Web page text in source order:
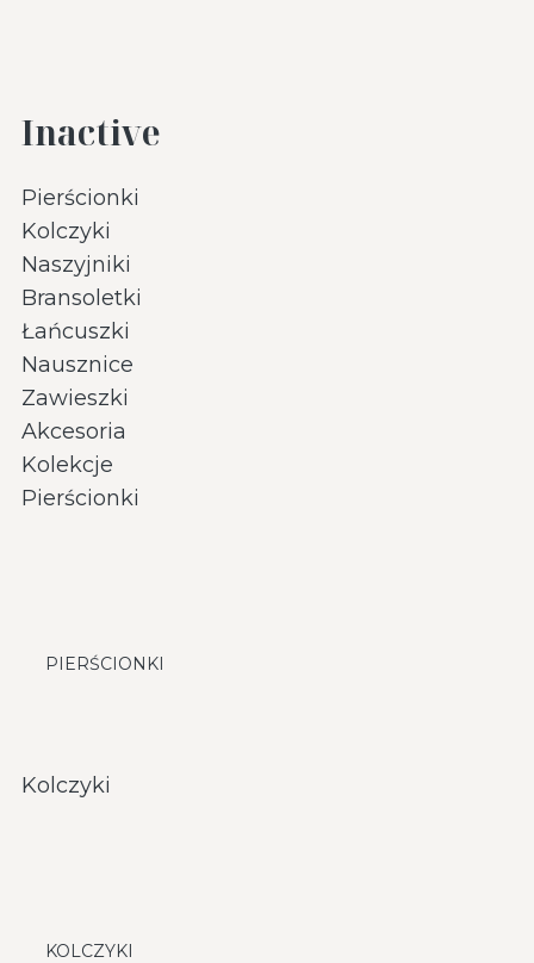
Inactive
Pierścionki
Kolczyki
Naszyjniki
Bransoletki
Łańcuszki
Nausznice
Zawieszki
Akcesoria
Kolekcje
Pierścionki
PIERŚCIONKI
Kolczyki
KOLCZYKI